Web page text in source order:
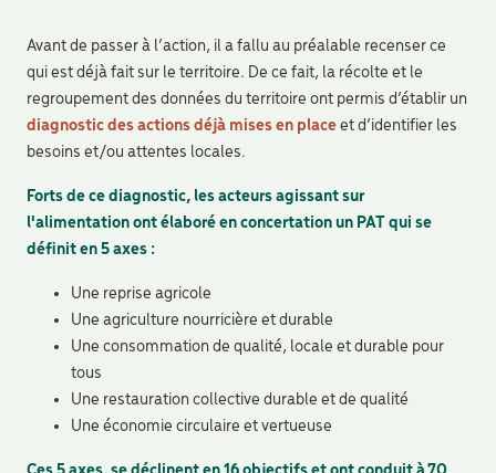
Avant de passer à l’action, il a fallu au préalable recenser ce
qui est déjà fait sur le territoire. De ce fait, la récolte et le
regroupement des données du territoire ont permis d’établir un
diagnostic des actions déjà mises en placeet d’identifier les
besoins et/ou attentes locales.
Forts de ce diagnostic, les acteurs agissant sur
l'alimentation ont élaboré en concertation un PAT qui se
définit en 5 axes :
Une reprise agricole
Une agriculture nourricière et durable
Une consommation de qualité, locale et durable pour
tous
Une restauration collective durable et de qualité
Une économie circulaire et vertueuse